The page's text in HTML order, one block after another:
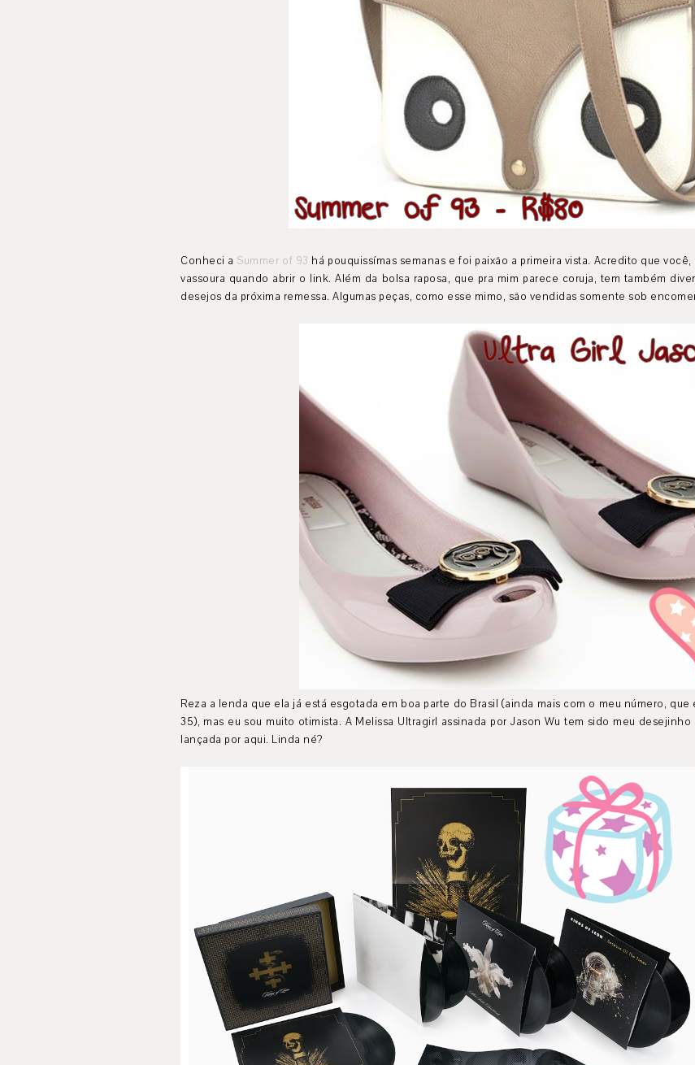
Conheci a Summer of 93 há pouquissímas semanas e foi paixão a primeira vista. Acredito que
vassoura quando abrir o link. Além da bolsa raposa, que pra mim parece coruja, tem também
desejos da próxima remessa. Algumas peças, como esse mimo, são vendidas somente sob
Reza a lenda que ela já está esgotada em boa parte do Brasil (ainda mais com o meu número,
35), mas eu sou muito otimista. A Melissa Ultragirl assinada por Jason Wu tem sido meu
lançada por aqui. Linda né?